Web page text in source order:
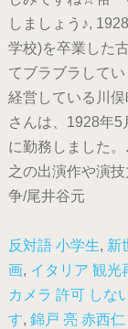
しましょう♪,
学校)を卒業した
てブラブラして
経営している川
さんは、1928年
に勤務しました
之の出演作や演
争/尾井谷元
反対語 小学生, 新
画, イタリア 観光
カメラ 許可 しな
す, 錦戸 亮 赤西仁